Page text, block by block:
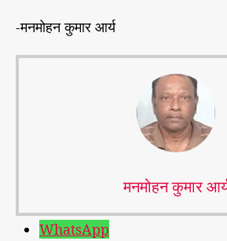
-मनमोहन कुमार आर्य
मनमोहन कुमार
WhatsApp